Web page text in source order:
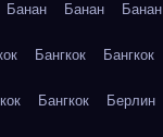
Банан Банан Банан
Бангкок Бангкок
Бангкок Берлин